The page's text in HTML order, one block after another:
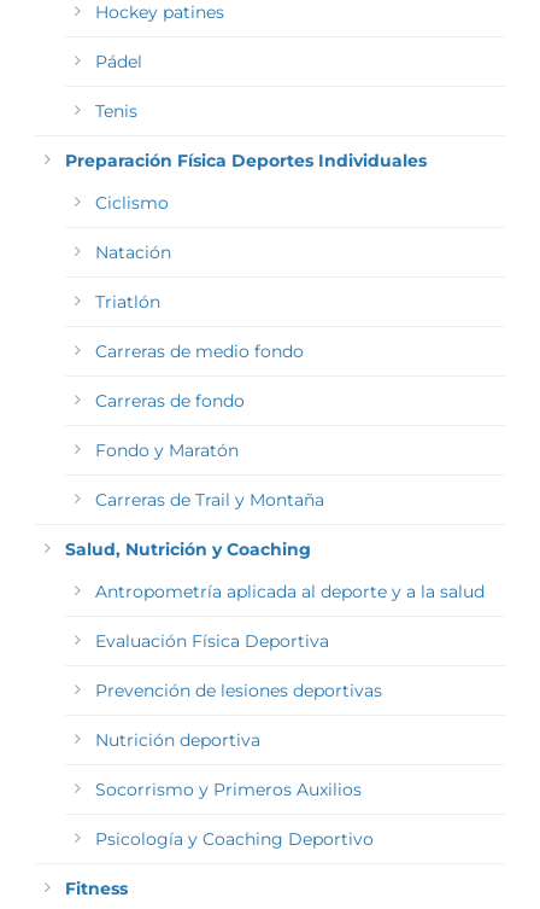
Hockey patines
Pádel
Tenis
Preparación Física Deportes Individuales
Ciclismo
Natación
Triatlón
Carreras de medio fondo
Carreras de fondo
Fondo y Maratón
Carreras de Trail y Montaña
Salud, Nutrición y Coaching
Antropometría aplicada al deporte y a la salud
Evaluación Física Deportiva
Prevención de lesiones deportivas
Nutrición deportiva
Socorrismo y Primeros Auxilios
Psicología y Coaching Deportivo
Fitness